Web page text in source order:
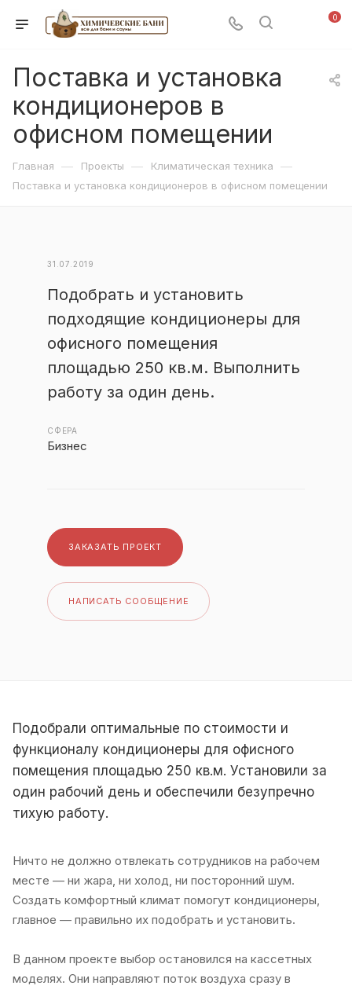
0
Поставка и установка
кондиционеров в
офисном помещении
Главная — Проекты — Климатическая техника —
Поставка и установка кондиционеров в офисном помещении
31.07.2019
Подобрать и установить
подходящие кондиционеры для
офисного помещения
площадью 250 кв.м. Выполнить
работу за один день.
СФЕРА
Бизнес
ЗАКАЗАТЬ ПРОЕКТ
НАПИСАТЬ СООБЩЕНИЕ
Подобрали оптимальные по стоимости и
функционалу кондиционеры для офисного
помещения площадью 250 кв.м. Установили за
один рабочий день и обеспечили безупречно
тихую работу.
Ничто не должно отвлекать сотрудников на рабочем
месте — ни жара, ни холод, ни посторонний шум.
Создать комфортный климат помогут кондиционеры,
главное — правильно их подобрать и установить.
В данном проекте выбор остановился на кассетных
моделях. Они направляют поток воздуха сразу в